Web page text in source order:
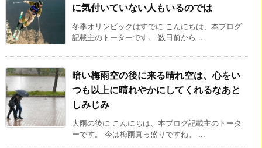
に気付いていない人もいるのでは
冬季オリンピックはすでに こんにちは、本ブログ
記載主のトーターです。 数日前から ...
暗い梅雨空の後に来る晴れ空は、心をい
つも以上に晴れやかにしてくれるなあと
しみじみ
大雨の後に こんにちは、本ブログ記載主のトータ
ーです。 今は梅雨真っ盛りですね。 ...